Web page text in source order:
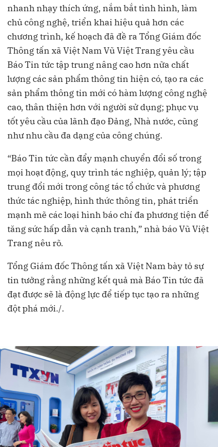
nhanh nhạy thích ứng, nắm bắt tình hình, làm
chủ công nghệ, triển khai hiệu quả hơn các
chương trình, kế hoạch đã đề ra Tổng Giám đốc
Thông tấn xã Việt Nam Vũ Việt Trang yêu cầu
Báo Tin tức tập trung nâng cao hơn nữa chất
lượng các sản phẩm thông tin hiện có, tạo ra các
sản phẩm thông tin mới có hàm lượng công nghệ
cao, thân thiện hơn với người sử dụng; phục vụ
tốt yêu cầu của lãnh đạo Đảng, Nhà nước, cũng
như nhu cầu đa dạng của công chúng.
“Báo Tin tức cần đẩy mạnh chuyển đổi số trong
mọi hoạt động, quy trình tác nghiệp, quản lý; tập
trung đổi mới trong công tác tổ chức và phương
thức tác nghiệp, hình thức thông tin, phát triển
mạnh mẽ các loại hình báo chí đa phương tiện để
tăng sức hấp dẫn và cạnh tranh,” nhà báo Vũ Việt
Trang nêu rõ.
Tổng Giám đốc Thông tấn xã Việt Nam bày tỏ sự
tin tưởng rằng những kết quả mà Báo Tin tức đã
đạt được sẽ là động lực để tiếp tục tạo ra những
đột phá mới./.